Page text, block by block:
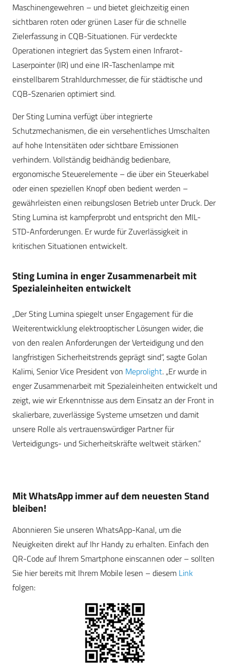
Maschinengewehren – und bietet gleichzeitig einen
sichtbaren roten oder grünen Laser für die schnelle
Zielerfassung in CQB-Situationen. Für verdeckte
Operationen integriert das System einen Infrarot-
Laserpointer (IR) und eine IR-Taschenlampe mit
einstellbarem Strahldurchmesser, die für städtische und
CQB-Szenarien optimiert sind.
Der Sting Lumina verfügt über integrierte
Schutzmechanismen, die ein versehentliches Umschalten
auf hohe Intensitäten oder sichtbare Emissionen
verhindern. Vollständig beidhändig bedienbare,
ergonomische Steuerelemente – die über ein Steuerkabel
oder einen speziellen Knopf oben bedient werden –
gewährleisten einen reibungslosen Betrieb unter Druck. Der
Sting Lumina ist kampferprobt und entspricht den MIL-
STD-Anforderungen. Er wurde für Zuverlässigkeit in
kritischen Situationen entwickelt.
Sting Lumina in enger Zusammenarbeit mit
Spezialeinheiten entwickelt
„Der Sting Lumina spiegelt unser Engagement für die
Weiterentwicklung elektrooptischer Lösungen wider, die
von den realen Anforderungen der Verteidigung und den
langfristigen Sicherheitstrends geprägt sind“, sagte Golan
Kalimi, Senior Vice President von Meprolight. „Er wurde in
enger Zusammenarbeit mit Spezialeinheiten entwickelt und
zeigt, wie wir Erkenntnisse aus dem Einsatz an der Front in
skalierbare, zuverlässige Systeme umsetzen und damit
unsere Rolle als vertrauenswürdiger Partner für
Verteidigungs- und Sicherheitskräfte weltweit stärken.“
Mit WhatsApp immer auf dem neuesten Stand
bleiben!
Abonnieren Sie unseren WhatsApp-Kanal, um die
Neuigkeiten direkt auf Ihr Handy zu erhalten. Einfach den
QR-Code auf Ihrem Smartphone einscannen oder – sollten
Sie hier bereits mit Ihrem Mobile lesen – diesem Link
folgen: